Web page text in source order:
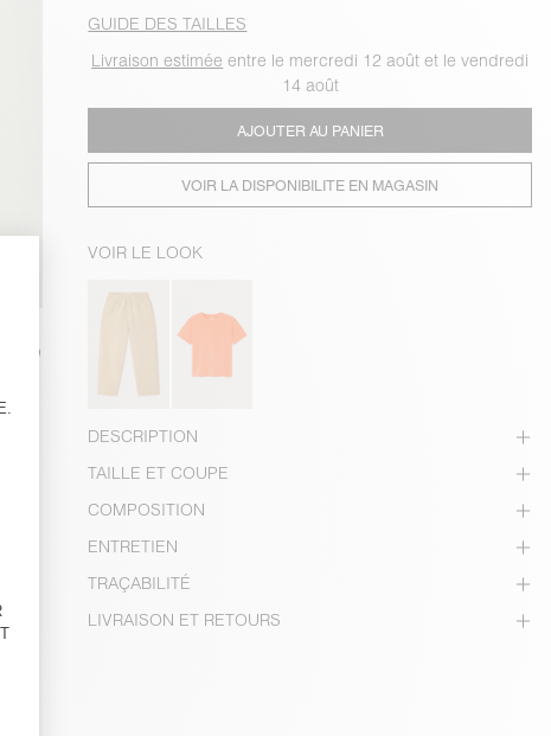
GUIDE DES TAILLES
Livraison estimée entre le mercredi 12 août et le vendredi
14 août
AJOUTER AU PANIER
VOIR LA DISPONIBILITE EN MAGASIN
VOIR LE LOOK
DESCRIPTION
TAILLE ET COUPE
COMPOSITION
ENTRETIEN
TRAÇABILITÉ
LIVRAISON ET RETOURS